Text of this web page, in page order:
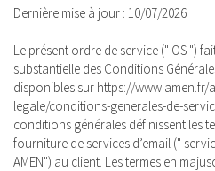
Dernière mise à jour : 10/07/2026
Le présent ordre de service (" OS ")
substantielle des Conditions
disponibles sur https://
legale/conditions-generales-de-
conditions générales définissent les
fourniture de services d’email ("
AMEN") au client. Les termes en